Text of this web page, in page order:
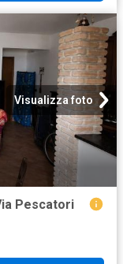
Visualizza foto
Pescatori